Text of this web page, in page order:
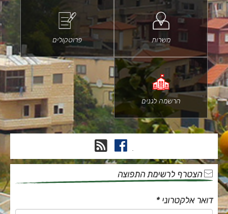
משרות פרוטקולים
הרשמה לגנים
.
פייסבוקRSS
הצטרף לרשימת התפוצה
דואר אלקטרוני*